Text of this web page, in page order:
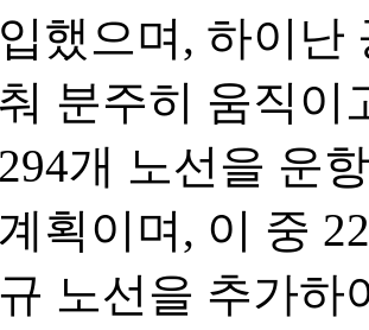
했으며, 하이난
분주히 움직이
개 노선을 운
획이며, 이 중
노선을 추가하